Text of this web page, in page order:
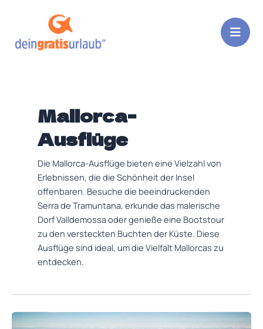
Mallorca-
Ausflüge
Die Mallorca-Ausflüge bieten eine Vielzahl von
Erlebnissen, die die Schönheit der Insel
offenbaren. Besuche die beeindruckenden
Serra de Tramuntana, erkunde das malerische
Dorf Valldemossa oder genieße eine Bootstour
zu den versteckten Buchten der Küste. Diese
Ausflüge sind ideal, um die Vielfalt Mallorcas zu
entdecken.